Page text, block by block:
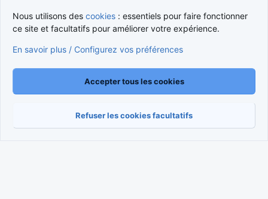
Nous contacter
Conditions et règlement
Politique de confidentialité
Aide Accueil
R
Traduction française parXenForo FR|Media embeds via s9e/MediaSites
Nous utilisons des cookies : essentiels pour faire fonctionner
ce site et facultatifs pour améliorer votre expérience.
En savoir plus / Configurez vos préférences
Accepter tous les cookies
Refuser les cookies facultatifs